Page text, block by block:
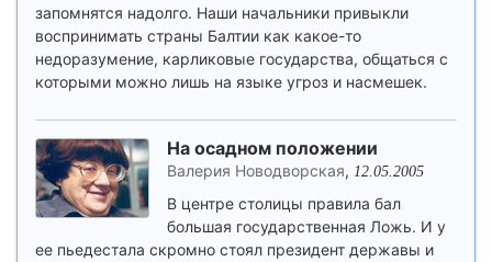
запомнятся надолго. Наши начальники привыкли
воспринимать страны Балтии как какое-то
недоразумение, карликовые государства, общаться с
которыми можно лишь на языке угроз и насмешек.
На осадном положении
Валерия Новодворская, 12.05.2005
В центре столицы правила бал
большая государственная Ложь. И у
ее пьедестала скромно стоял президент державы и